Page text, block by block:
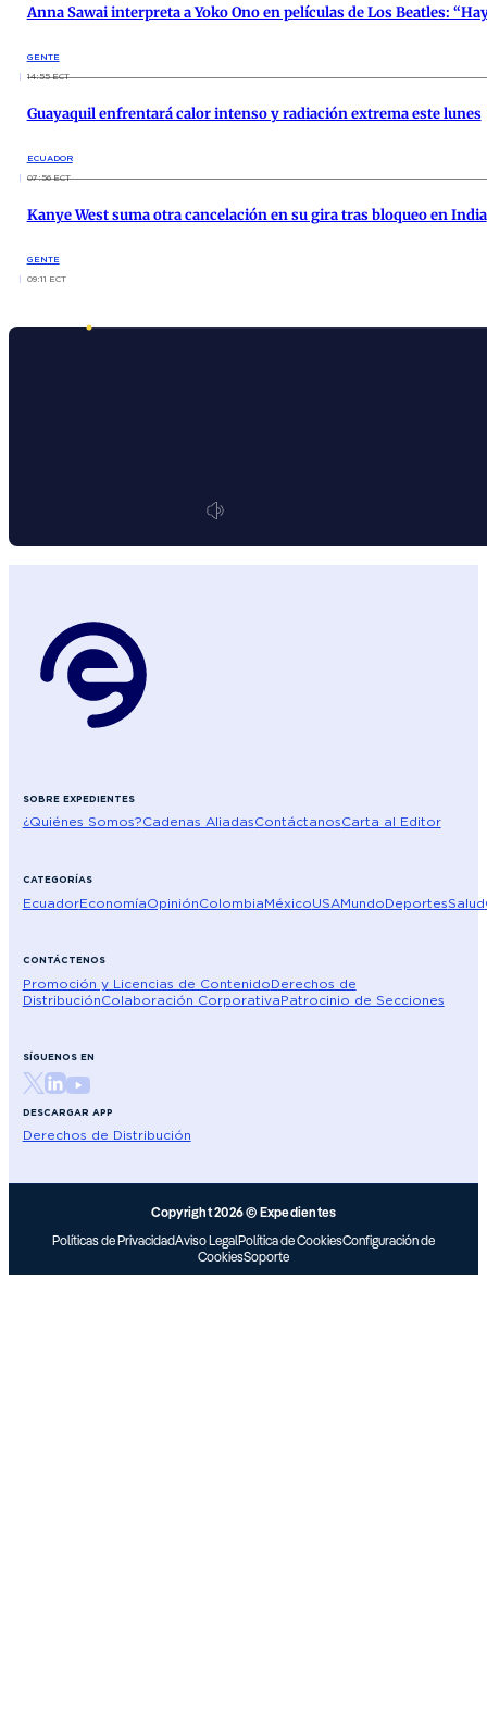
Anna Sawai interpreta a Yoko Ono en películas de Los Beatles:
GENTE
14:55 ECT
Guayaquil enfrentará calor intenso y radiación extrema este lunes
ECUADOR
07:56 ECT
Kanye West suma otra cancelación en su gira tras bloqueo en India
GENTE
09:11 ECT
SOBRE EXPEDIENTES
¿Quiénes Somos?Cadenas AliadasContáctanosCarta al Editor
CATEGORÍAS
EcuadorEconomíaOpiniónColombiaMéxicoUSAMundoDeportesSalud
CONTÁCTENOS
Promoción y Licencias de ContenidoDerechos de
DistribuciónColaboración CorporativaPatrocinio de Secciones
SÍGUENOS EN
DESCARGAR APP
Derechos de Distribución
Copyright 2026 © Expedientes
Políticas de PrivacidadAviso LegalPolítica de CookiesConfiguración de
CookiesSoporte